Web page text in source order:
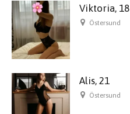
Viktoria, 18
Östersund
Alis, 21
Östersund